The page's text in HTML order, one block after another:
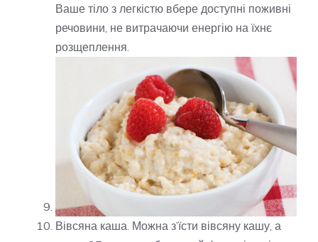
Ваше тіло з легкістю вбере доступні поживні
речовини, не витрачаючи енергію на їхнє
розщеплення.
Вівсяна каша. Можна з’їсти вівсяну кашу, а